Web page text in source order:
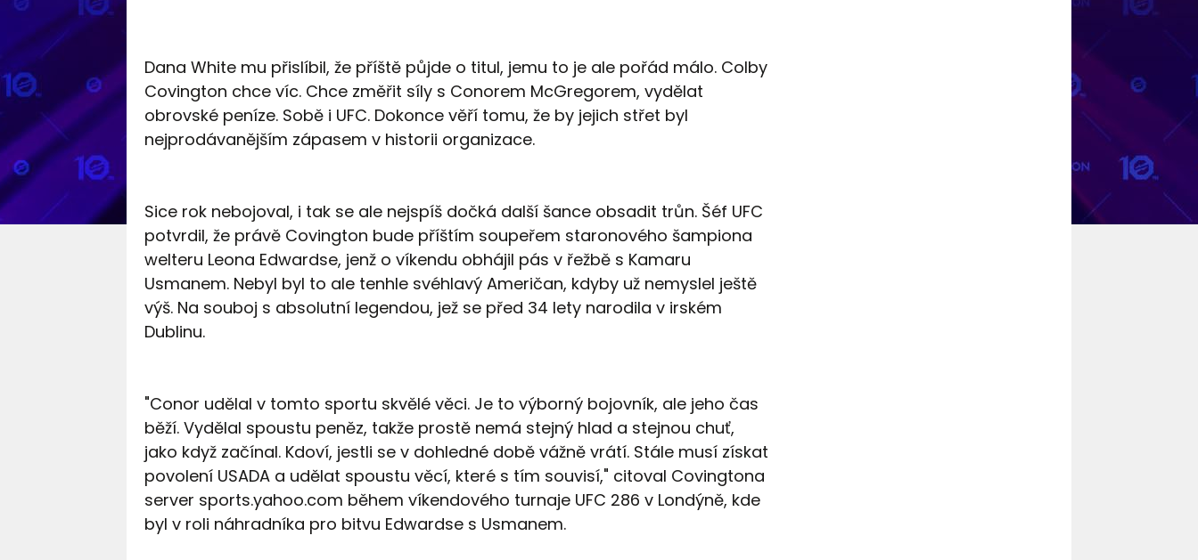
Dana White mu přislíbil, že příště půjde o titul, jemu to je ale pořád málo. Colby
Covington chce víc. Chce změřit síly s Conorem McGregorem, vydělat
obrovské peníze. Sobě i UFC. Dokonce věří tomu, že by jejich střet byl
nejprodávanějším zápasem v historii organizace.
Sice rok nebojoval, i tak se ale nejspíš dočká další šance obsadit trůn. Šéf UFC
potvrdil, že právě Covington bude příštím soupeřem staronového šampiona
welteru Leona Edwardse, jenž o víkendu obhájil pás v řežbě s Kamaru
Usmanem. Nebyl byl to ale tenhle svéhlavý Američan, kdyby už nemyslel ještě
výš. Na souboj s absolutní legendou, jež se před 34 lety narodila v irském
Dublinu.
"Conor udělal v tomto sportu skvělé věci. Je to výborný bojovník, ale jeho čas
běží. Vydělal spoustu peněz, takže prostě nemá stejný hlad a stejnou chuť,
jako když začínal. Kdoví, jestli se v dohledné době vážně vrátí. Stále musí získat
povolení USADA a udělat spoustu věcí, které s tím souvisí," citoval Covingtona
server sports.yahoo.com během víkendového turnaje UFC 286 v Londýně, kde
byl v roli náhradníka pro bitvu Edwardse s Usmanem.